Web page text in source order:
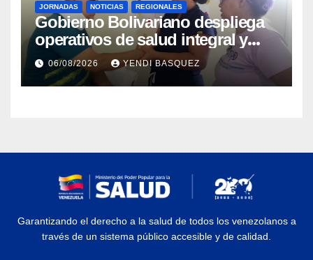
JORNADAS NOTICIAS REGIONALES
Gobierno Bolivariano despliega
operativos de salud integral y
protección social en los
municipios Sucre y Mario
Briceño Iragorry del estado
06/08/2026 YENDI BASQUEZ
Garantizando el derecho a la salud de todos los venezolanos a
través de un sistema público accesible y de calidad.